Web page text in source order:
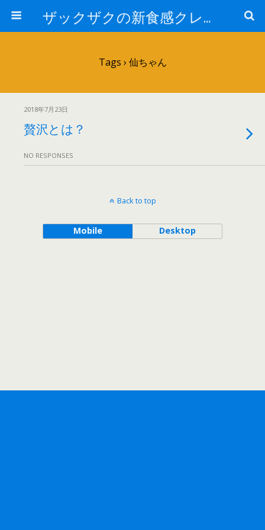
ザックザクの新食感クレープ|CREPE & CAFE Hi5
Tags › 仙ちゃん
2018年7月23日
贅沢とは？
NO RESPONSES
Back to top
Mobile Desktop